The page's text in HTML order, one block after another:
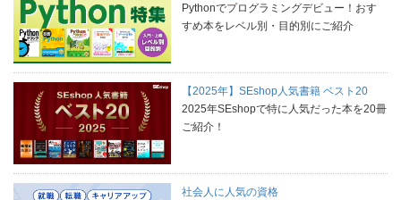
Pythonでプログラミングデビュー！おす
すめ本をレベル別・目的別にご紹介
【2025年】SEshop人気書籍 ベスト20
2025年SEshopで特に人気だった本を20冊
ご紹介！
社会人に人気の資格